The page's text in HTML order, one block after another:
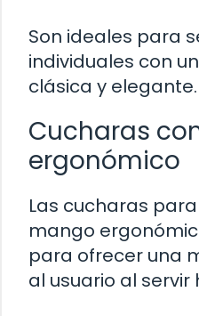
Son ideales para
individuales con
clásica y elegante.
Cucharas
ergonómico
Las cucharas
mango
para ofrecer una
al usuario al servir